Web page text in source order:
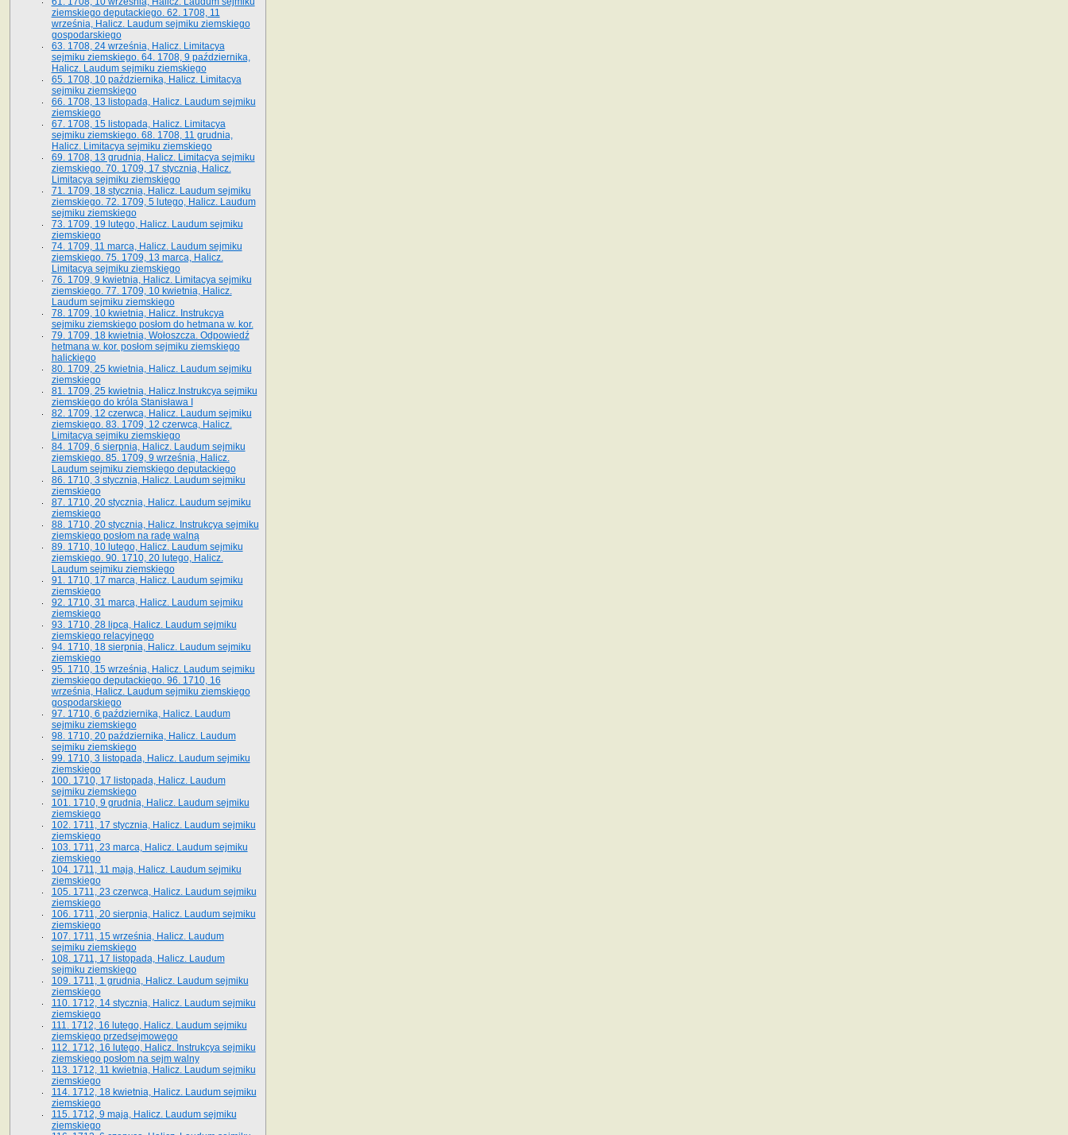
ziemskiego deputackiego. 62. 1708, 11
września, Halicz. Laudum sejmiku ziemskiego
gospodarskiego
63. 1708, 24 września, Halicz. Limitacya
sejmiku ziemskiego. 64. 1708, 9 października,
Halicz. Laudum sejmiku ziemskiego
65­. 1708, 10 października, Halicz. Limitacya
sejmiku ziemskiego
66. 1708, 13 listopada, Halicz. Laudum sejmiku
ziemskiego
67. 1708, 15 listopada, Halicz. Limitacya
sejmiku ziemskiego. 68. 1708, 11 grudnia,
Halicz. Limitacya sejmiku ziemskiego
69. 1708, 13 grudnia, Halicz. Limitacya sejmiku
ziemskiego. 70. 1709, 17 stycznia, Halicz.
Limitacya sejmiku ziemskiego
71. 1709, 18 stycznia, Halicz. Laudum sejmiku
ziemskiego. 72. 1709, 5 lutego, Halicz. Laudum
sejmiku ziemskiego
73. 1709, 19 lutego, Halicz. Laudum sejmiku
ziemskiego
74. 1709, 11 marca, Halicz. Laudum sejmiku
ziemskiego. 75. 1709, 13 marca, Halicz.
Limitacya sejmiku ziemskiego
76. 1709, 9 kwietnia, Halicz. Limitacya sejmiku
ziemskiego. 77. 1709, 10 kwietnia, Halicz.
Laudum sejmiku ziemskiego
78. 1709, 10 kwietnia, Halicz. Instrukcya
sejmiku ziemskiego posłom do hetmana w. kor.
79. 1709, 18 kwietnia, Wołoszcza. Odpowiedź
hetmana w. kor. posłom sejmiku ziemskiego
halickiego
80. 1709, 25 kwietnia, Halicz. Laudum sejmiku
ziemskiego
81. 1709, 25 kwietnia, Halicz.Instrukcya sejmiku
ziemskiego do króla Stanisława I
82. 1709, 12 czerwca, Halicz. Laudum sejmiku
ziemskiego. 83. 1709, 12 czerwca, Halicz.
Limitacya sejmiku ziemskiego
84. 1709, 6 sierpnia, Halicz. Laudum sejmiku
ziemskiego. 85. 1709, 9 września, Halicz.
Laudum sejmiku ziemskiego deputackiego
86. 1710, 3 stycznia, Halicz. Laudum sejmiku
ziemskiego
87. 1710, 20 stycznia, Halicz. Laudum sejmiku
ziemskiego
88. 1710, 20 stycznia, Halicz. Instrukcya sejmiku
ziemskiego posłom na radę walną
89. 1710, 10 lutego, Halicz. Laudum sejmiku
ziemskiego. 90. 1710, 20 lutego, Halicz.
Laudum sejmiku ziemskiego
91. 1710, 17 marca, Halicz. Laudum sejmiku
ziemskiego
92. 1710, 31 marca, Halicz. Laudum sejmiku
ziemskiego
93. 1710, 28 lipca, Halicz. Laudum sejmiku
ziemskiego relacyjnego
94. 1710, 18 sierpnia, Halicz. Laudum sejmiku
ziemskiego
95. 1710, 15 września, Halicz. Laudum sejmiku
ziemskiego deputackiego. 96. 1710, 16
września, Halicz. Laudum sejmiku ziemskiego
gospodarskiego
97. 1710, 6 października, Halicz. Laudum
sejmiku ziemskiego
98. 1710, 20 października, Halicz. Laudum
sejmiku ziemskiego
99. 1710, 3 listopada, Halicz. Laudum sejmiku
ziemskiego
100. 1710, 17 listopada, Halicz. Laudum
sejmiku ziemskiego
101. 1710, 9 grudnia, Halicz. Laudum sejmiku
ziemskiego
102. 1711, 17 stycznia, Halicz. Laudum sejmiku
ziemskiego
103. 1711, 23 marca, Halicz. Laudum sejmiku
ziemskiego
104. 1711, 11 maja, Halicz. Laudum sejmiku
ziemskiego
105. 1711, 23 czerwca, Halicz. Laudum sejmiku
ziemskiego
106. 1711, 20 sierpnia, Halicz. Laudum sejmiku
ziemskiego
107. 1711, 15 września, Halicz. Laudum
sejmiku ziemskiego
108. 1711, 17 listopada, Halicz. Laudum
sejmiku ziemskiego
109. 1711, 1 grudnia, Halicz. Laudum sejmiku
ziemskiego
110. 1712, 14 stycznia, Halicz. Laudum sejmiku
ziemskiego
111. 1712, 16 lutego, Halicz. Laudum sejmiku
ziemskiego przedsejmowego
112. 1712, 16 lutego, Halicz. Instrukcya sejmiku
ziemskiego posłom na sejm walny
113. 1712, 11 kwietnia, Halicz. Laudum sejmiku
ziemskiego
114. 1712, 18 kwietnia, Halicz. Laudum sejmiku
ziemskiego
115. 1712, 9 maja, Halicz. Laudum sejmiku
ziemskiego